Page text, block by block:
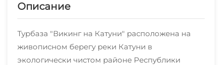
Описание
Турбаза "Викинг на Катуни" расположена на
живописном берегу реки Катуни в
экологически чистом районе Республики